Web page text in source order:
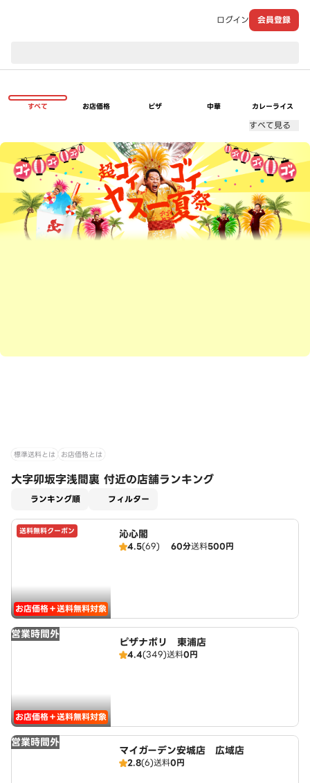
ログイン 会員登録
すべて お店価格 ピザ 中華 カレーライス
すべて見る
超ゴイゴイヤスー夏祭
標準送料とは お店価格とは
大字卯坂字浅間裏 付近の店舗ランキング
ランキング順 フィルター
送料無料クーポン
お店価格＋送料無料対象
沁心閣
4.5(69) 60分送料500円
営業時間外
お店価格＋送料無料対象
ピザナポリ 東浦店
4.4(349)送料0円
営業時間外
マイガーデン安城店 広域店
2.8(6)送料0円